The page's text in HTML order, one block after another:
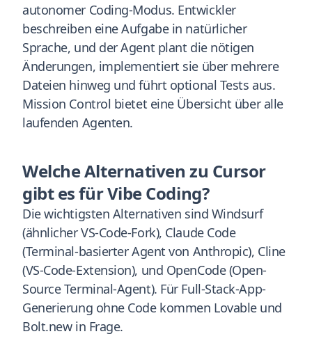
autonomer Coding-Modus. Entwickler
beschreiben eine Aufgabe in natürlicher
Sprache, und der Agent plant die nötigen
Änderungen, implementiert sie über mehrere
Dateien hinweg und führt optional Tests aus.
Mission Control bietet eine Übersicht über alle
laufenden Agenten.
Welche Alternativen zu Cursor
gibt es für Vibe Coding?
Die wichtigsten Alternativen sind Windsurf
(ähnlicher VS-Code-Fork), Claude Code
(Terminal-basierter Agent von Anthropic), Cline
(VS-Code-Extension), und OpenCode (Open-
Source Terminal-Agent). Für Full-Stack-App-
Generierung ohne Code kommen Lovable und
Bolt.new in Frage.